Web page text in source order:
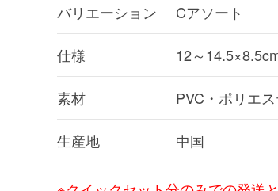
バリエーション Cアソート
仕様 12～
素材 PVC・ポリエ
生産地 中国